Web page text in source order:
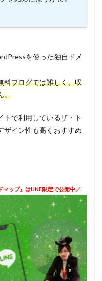
を使った独自ドメ
料ブログでは難しく、収
。
トで利用しているザ・ト
ザイン性も高くおすすめ
ップ』はLINE限定で公開中／